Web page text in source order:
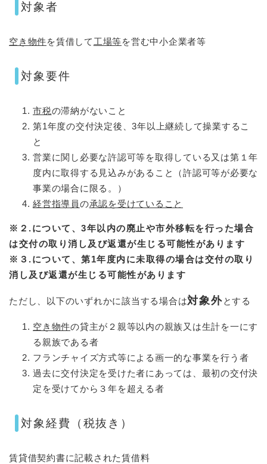
対象者
空き物件を賃借して 工場等を営む中小企業者等​
対象要件
市税の滞納がないこと
第1年度の交付決定後、3年以上継続して操業するこ
と
営業に関し必要な許認可等を取得している又は第１年
度内に取得する見込みがあること（許認可等が必要な
事業の場合に限る。）
経営指導員の承認を受けていること
※２.について、3年以内の廃止や市外移転を行った場合
は交付の取り消し及び返還が生じる可能性があります
※３.について、第1年度内に未取得の場合は交付の取り
消し及び返還が生じる可能性があります​
ただし、以下のいずれかに該当する場合は対象外とする
空き物件の貸主が２親等以内の親族又は生計を一にす
る親族である者
フランチャイズ方式等による画一的な事業を行う者
過去に交付決定を受けた者にあっては、最初の交付決
定を受けてから３年を超える者
対象経費（税抜き）
賃貸借契約書に記載された賃借料